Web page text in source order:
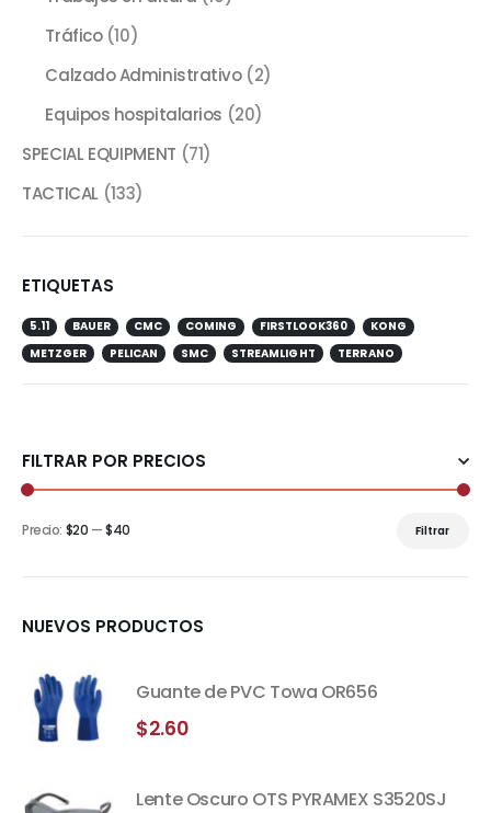
Tráfico (10)
Calzado Administrativo (2)
Equipos hospitalarios (20)
SPECIAL EQUIPMENT (71)
TACTICAL (133)
ETIQUETAS
5.11 BAUER CMC COMING FIRSTLOOK360
KONG
METZGER
PELICAN SMC STREAMLIGHT TERRANO
FILTRAR POR PRECIOS
Filtrar
Precio: $20 —$40
NUEVOS PRODUCTOS
Guante de PVC Towa OR656
$2.60
Lente Oscuro OTS PYRAMEX S3520SJ